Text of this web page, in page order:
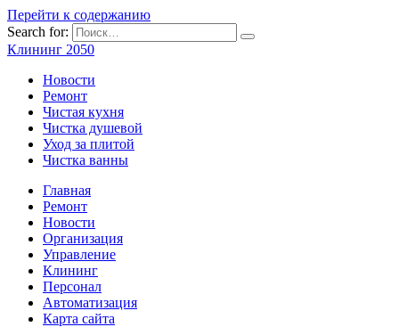
Перейти к содержанию
Search for:
Клининг 2050
Новости
Ремонт
Чистая кухня
Чистка душевой
Уход за плитой
Чистка ванны
Главная
Ремонт
Новости
Организация
Управление
Клининг
Персонал
Автоматизация
Карта сайта